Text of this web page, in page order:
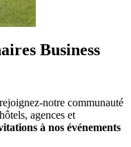
Business
notre communauté
agences et
à nos événements